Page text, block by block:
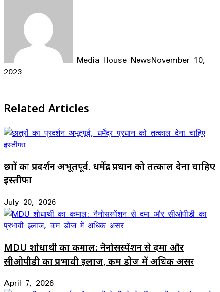
Media House NewsNovember 10,
2023
Related Articles
छात्रों का प्रदर्शन अभूतपूर्व, धर्मेंद्र प्रधान को तत्काल देना चाहिए
इस्तीफा
July 20, 2026
MDU शोधार्थी का कमाल: नैनोसस्पेंशन से दमा और
सीओपीडी का प्रभावी इलाज, कम डोज में अधिक असर
April 7, 2026